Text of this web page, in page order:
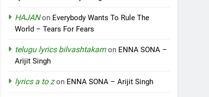
HAJANon Everybody Wants To Rule The
World – Tears For Fears
telugu lyrics bilvashtakamon ENNA SONA –
Arijit Singh
lyrics a to zon ENNA SONA – Arijit Singh